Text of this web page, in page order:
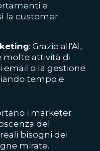
e
la customer
: Grazie all'AI,
molte attività di
email o la gestione
tempo e
i marketer
del
bisogni dei
mirate.